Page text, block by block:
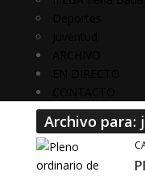
Archivo para: